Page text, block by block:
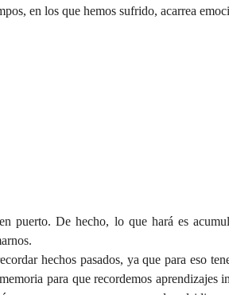
en los que hemos sufrido, acarrea
puerto. De hecho, lo que hará es
hechos pasados, ya que para eso
para que recordemos aprendizajes